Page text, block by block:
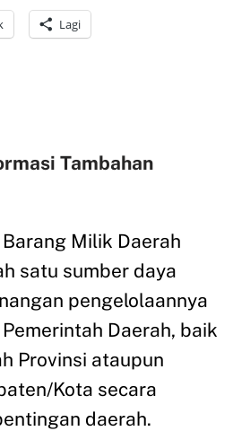
Lagi
Tambahan
Milik Daerah
satu sumber daya
pengelolaannya
Daerah, baik
Provinsi ataupun
Kota secara
daerah.